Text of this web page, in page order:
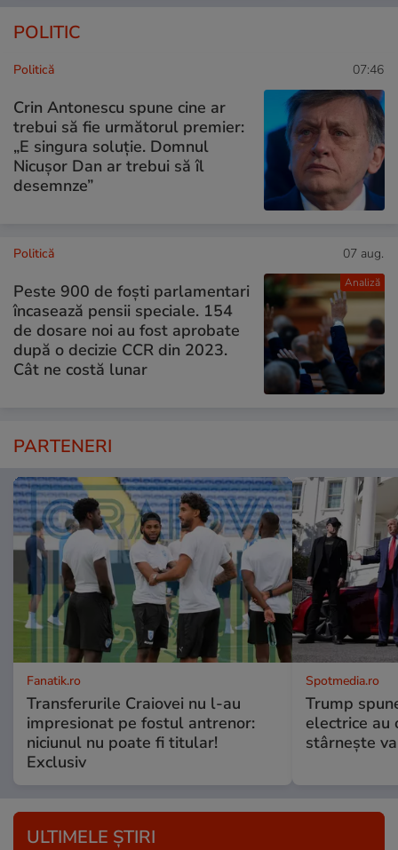
POLITIC
Politică 07:46
Crin Antonescu spune cine ar
trebui să fie următorul premier:
„E singura soluție. Domnul
Nicușor Dan ar trebui să îl
desemnze”
Analiză
Politică 07 aug.
Peste 900 de foști parlamentari
încasează pensii speciale. 154
de dosare noi au fost aprobate
după o decizie CCR din 2023.
Cât ne costă lunar
PARTENERI
Fanatik.ro
Transferurile Craiovei nu l-au
impresionat pe fostul antrenor:
niciunul nu poate fi titular!
Exclusiv
Spotmedia.ro
Trump
electrice au
stârnește
ULTIMELE ȘTIRI